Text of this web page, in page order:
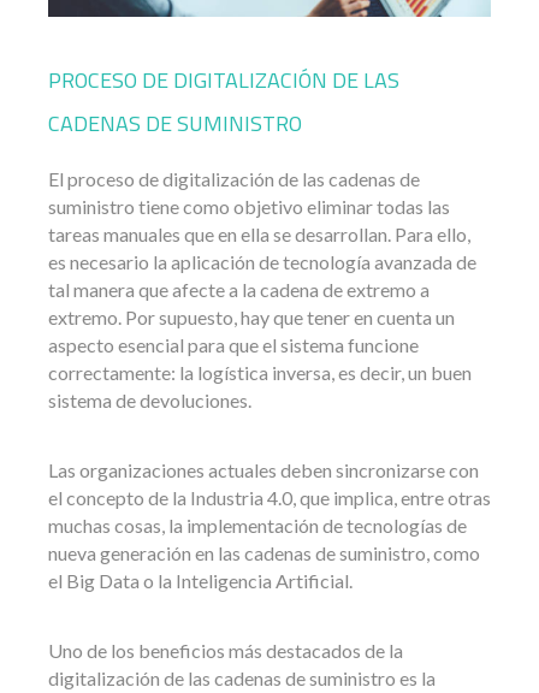
PROCESO DE DIGITALIZACIÓN DE LAS
CADENAS DE SUMINISTRO
El proceso de digitalización de las cadenas de
suministro tiene como objetivo eliminar todas las
tareas manuales que en ella se desarrollan. Para ello,
es necesario la aplicación de tecnología avanzada de
tal manera que afecte a la cadena de extremo a
extremo. Por supuesto, hay que tener en cuenta un
aspecto esencial para que el sistema funcione
correctamente: la logística inversa, es decir, un buen
sistema de devoluciones.
Las organizaciones actuales deben sincronizarse con
el concepto de la Industria 4.0, que implica, entre otras
muchas cosas, la implementación de tecnologías de
nueva generación en las cadenas de suministro, como
el Big Data o la Inteligencia Artificial.
Uno de los beneficios más destacados de la
digitalización de las cadenas de suministro es la